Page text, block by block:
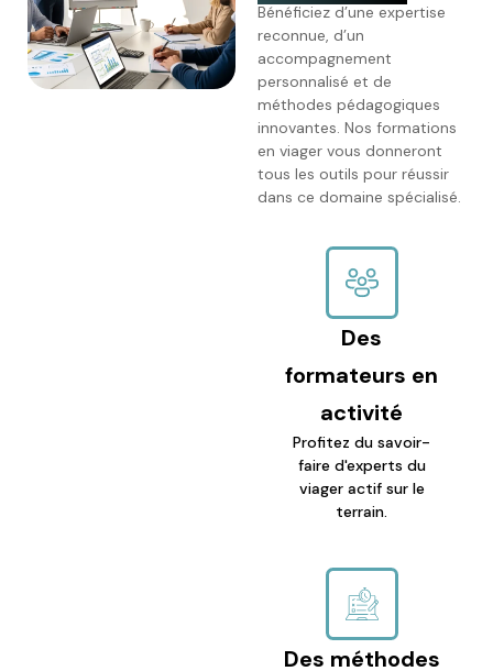
Bénéficiez d’une expertise
reconnue, d’un
accompagnement
personnalisé et de
méthodes pédagogiques
innovantes. Nos formations
en viager vous donneront
tous les outils pour réussir
dans ce domaine spécialisé.
Des
formateurs en
activité
Profitez du savoir-
faire d'experts du
viager actif sur le
terrain.
Des méthodes